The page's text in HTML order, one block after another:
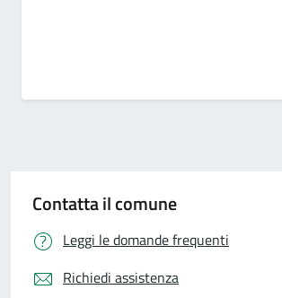
Contatta il comune
Leggi le domande frequenti
Richiedi assistenza